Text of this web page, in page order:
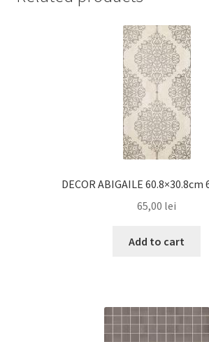
DECOR ABIGAILE 60.8×30.8cm
65,00 lei
Add to cart